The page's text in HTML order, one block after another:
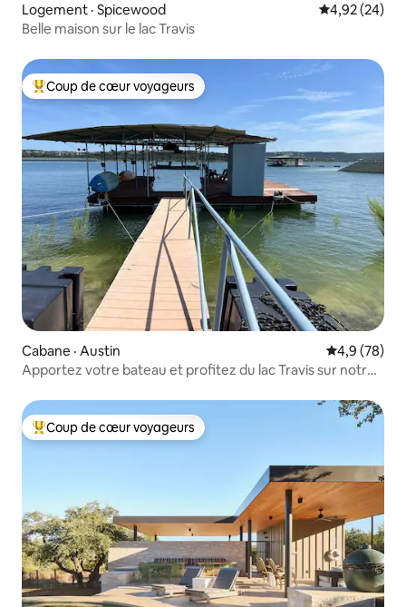
Logement · Spicewood Note
4,92 (24)
Belle maison sur le lac Travis
Coup de cœur voyageurs parmi les plus aimés
Coup de cœur voyageurs
Cabane · Austin Note
4,9 (78)
Apportez votre bateau et profitez du lac Travis sur notre
Coup de cœur voyageurs parmi les plus aimés
Coup de cœur voyageurs